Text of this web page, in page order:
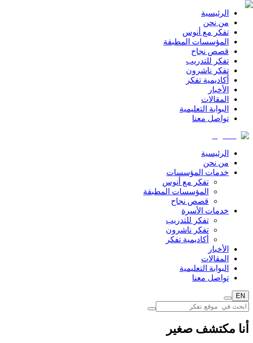
الرئيسية
من نحن
تفكر مع أنوس
المؤسسات المطبقة
قصص نجاح
تفكر للتدريب
تفكر ناشرون
أكاديمية تفكر
الأخبار
المقالات
البوابة التعليمية
تواصل معنا
الرئيسية
من نحن
خدمات المؤسسات
تفكر مع أنوس
المؤسسات المطبقة
قصص نجاح
خدمات الأسرة
تفكر للتدريب
تفكر ناشرون
أكاديمية تفكر
الأخبار
المقالات
البوابة التعليمية
تواصل معنا
EN
أنا مكتشف صغير